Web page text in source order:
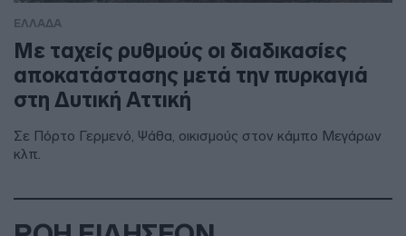
ΕΛΛΑΔΑ
Με ταχείς ρυθμούς οι διαδικασίες
αποκατάστασης μετά την πυρκαγιά
στη Δυτική Αττική
Σε Πόρτο Γερμενό, Ψάθα, οικισμούς στον κάμπο Μεγάρων
κλπ.